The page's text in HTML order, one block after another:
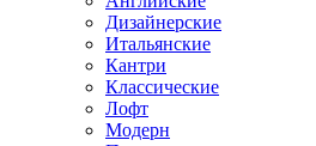
Дизайнерские
Итальянские
Кантри
Классические
Лофт
Модерн